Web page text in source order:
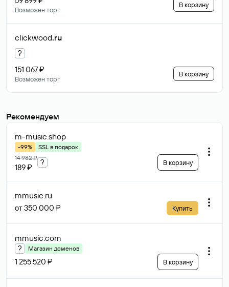
Возможен торг
В корзину
clickwood.ru
?
151 067 ₽
Возможен торг
В корзину
Рекомендуем
m-music.shop
-99%
SSL в подарок
14 982 ₽
189 ₽
? В корзину
mmusic.ru
от 350 000 ₽ Купить
mmusic.com
? Магазин доменов
1 255 520 ₽ В корзину